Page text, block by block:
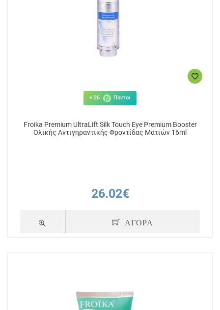
+ 26 Πόντοι
Froika Premium UltraLift Silk Touch Eye Premium Booster
Ολικής Αντιγηραντικής Φροντίδας Ματιών 16ml
26.02€
ΑΓΟΡΑ